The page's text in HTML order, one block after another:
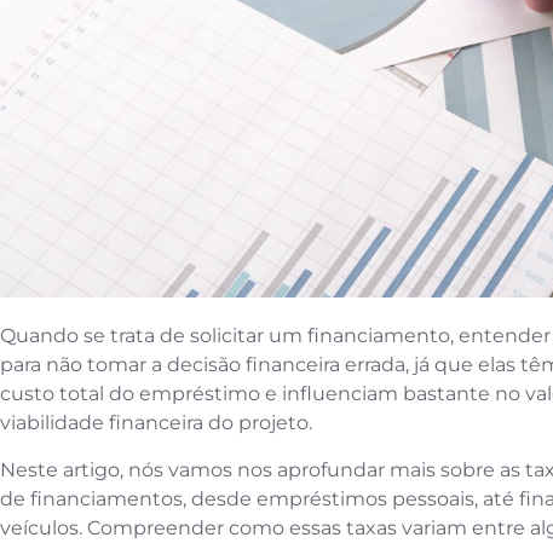
Quando se trata de solicitar um financiamento,
para não tomar a decisão financeira errada, já que elas
custo total do empréstimo e influenciam bastante no
viabilidade financeira do projeto.
Neste artigo, nós vamos nos aprofundar mais sobre as
de financiamentos, desde empréstimos pessoais, até
veículos. Compreender como essas taxas variam entre